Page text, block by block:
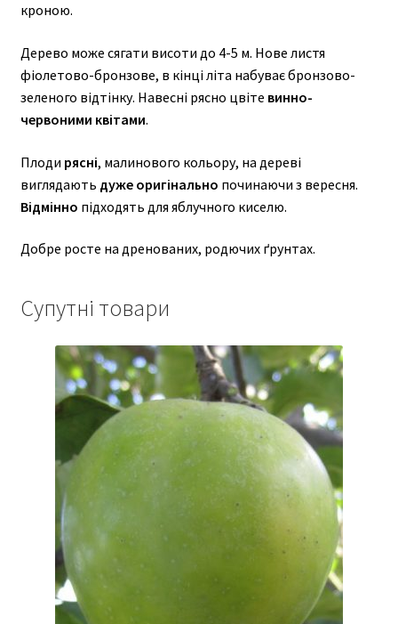
кроною.
Дерево може сягати висоти до 4-5 м. Нове листя
фіолетово-бронзове, в кінці літа набуває бронзово-
зеленого відтінку. Навесні рясно цвіте винно-
червоними квітами.
Плоди рясні, малинового кольору, на дереві
виглядають дуже оригінально починаючи з вересня.
Відмінно підходять для яблучного киселю.
Добре росте на дренованих, родючих ґрунтах.
Супутні товари